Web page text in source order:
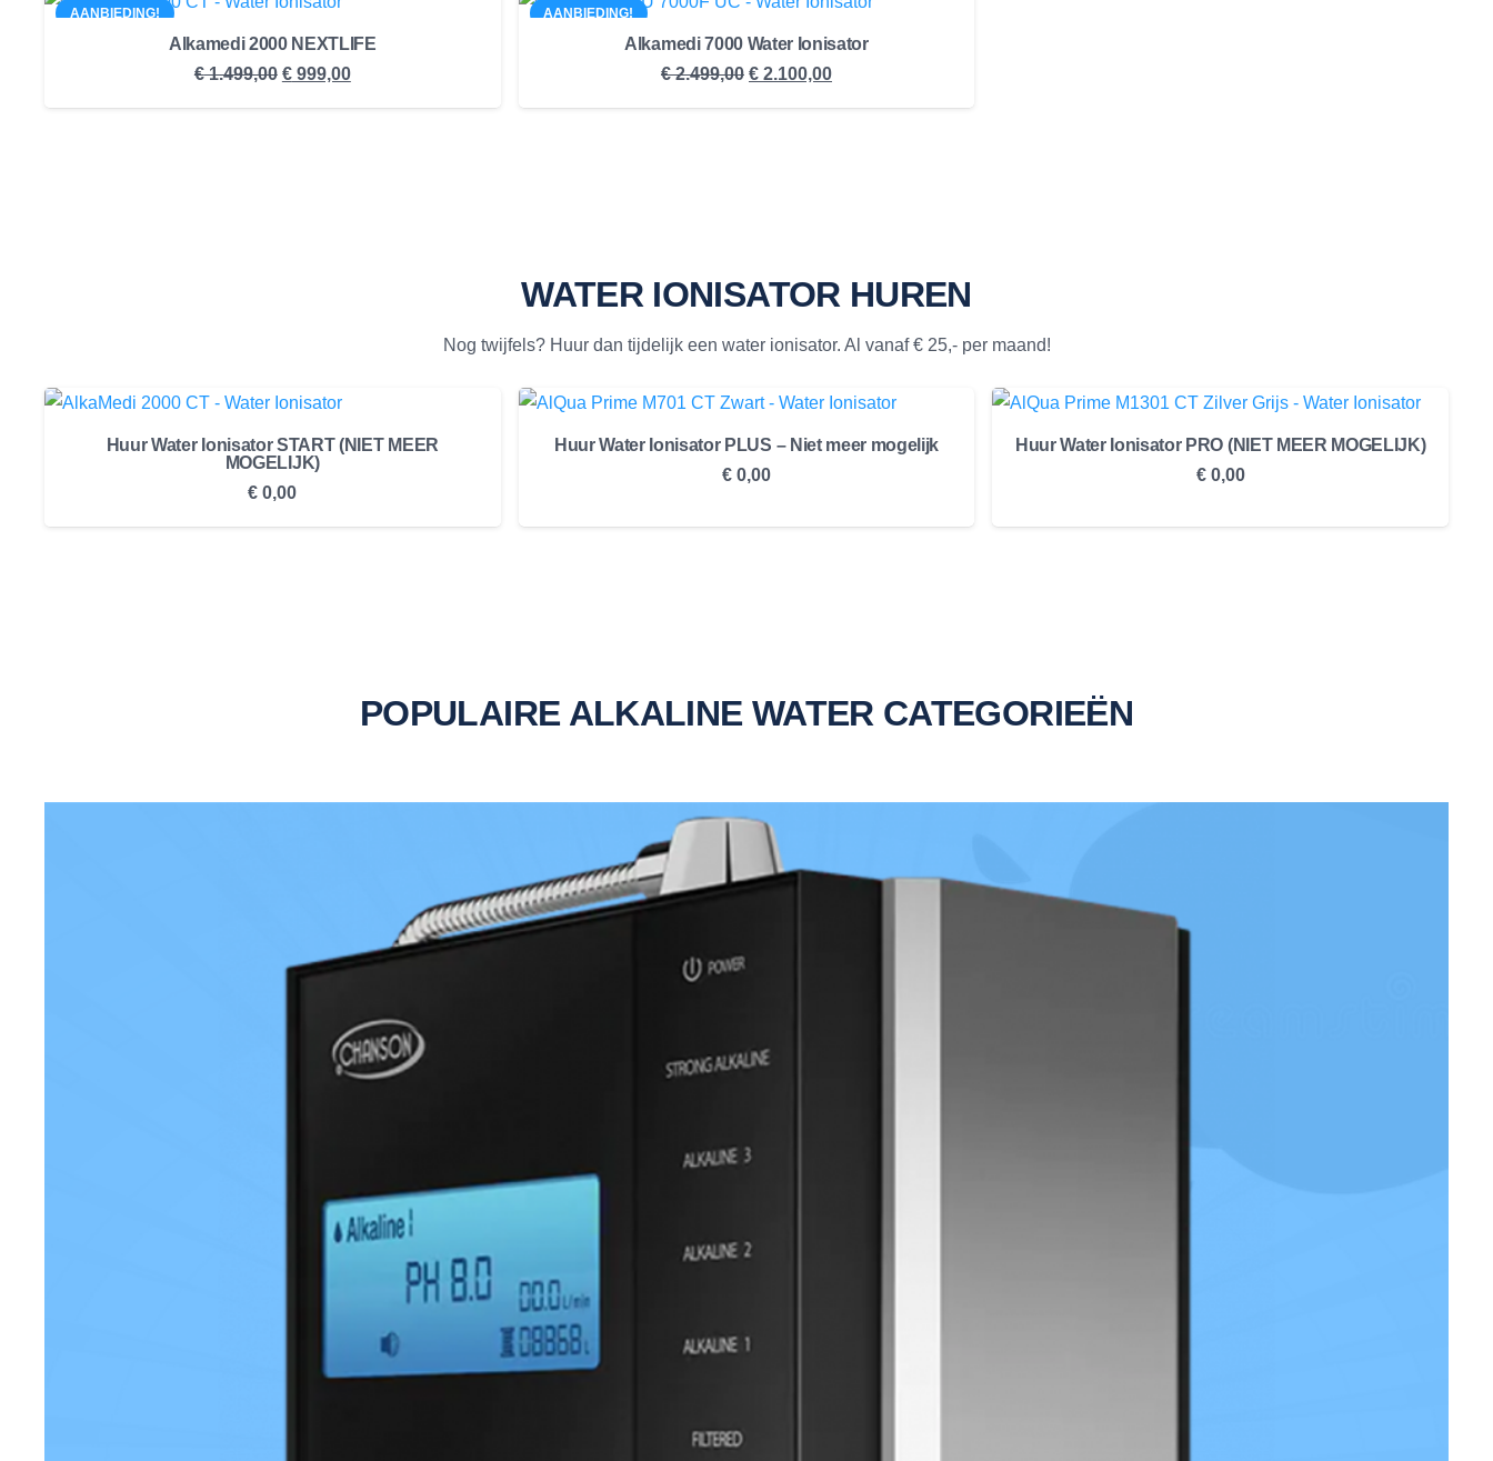
AANBIEDING!
Alkamedi 2000 NEXTLIFE
€1.499,00 Oorspronkelijke
prijs
€999,00Huidige
prijs
AANBIEDING!
Alkamedi 7000 Water Ionisator
€2.499,00 Oorspronkelijke
prijs
€2.100,00Huidige
prijs
WATER IONISATOR HUREN
Nog twijfels? Huur dan tijdelijk een water ionisator. Al vanaf € 25,- per maand!
Huur Water Ionisator START (NIET MEER
MOGELIJK)
€ 0,00
Huur Water Ionisator PLUS – Niet meer mogelijk
€0,00
Huur Water Ionisator PRO (NIET MEER MOGELIJK)
€0,00
POPULAIRE ALKALINE WATER CATEGORIEËN